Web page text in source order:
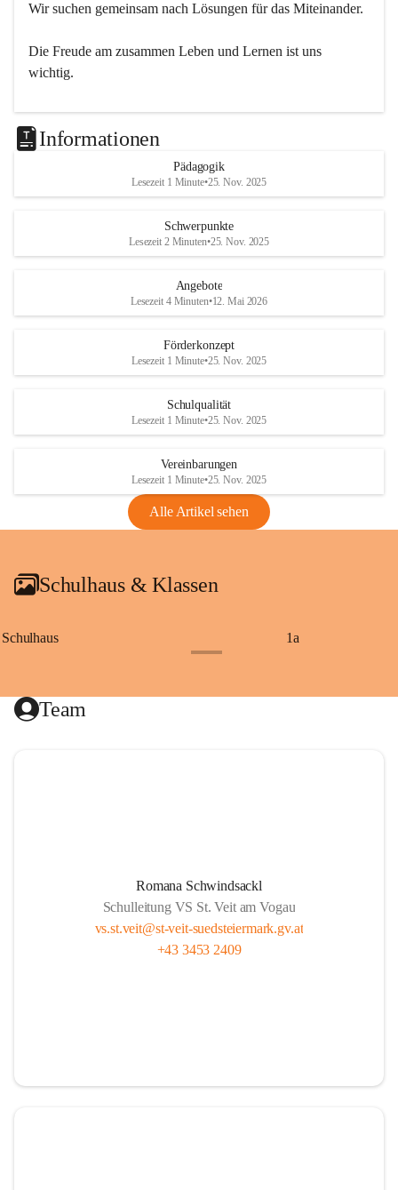
Wir suchen gemeinsam nach Lösungen für das Miteinander.
Die Freude am zusammen Leben und Lernen ist uns
wichtig.
Informationen
Pädagogik
Lesezeit 1 Minute•25. Nov. 2025
Schwerpunkte
Lesezeit 2 Minuten•25. Nov. 2025
Angebote
Lesezeit 4 Minuten•12. Mai 2026
Förderkonzept
Lesezeit 1 Minute•25. Nov. 2025
Schulqualität
Lesezeit 1 Minute•25. Nov. 2025
Vereinbarungen
Lesezeit 1 Minute•25. Nov. 2025
Alle Artikel sehen
Schulhaus & Klassen
Schulhaus 1a
Team
Romana Schwindsackl
Schulleitung VS St. Veit am Vogau
vs.st.veit@st-veit-suedsteiermark.gv.at
+43 3453 2409